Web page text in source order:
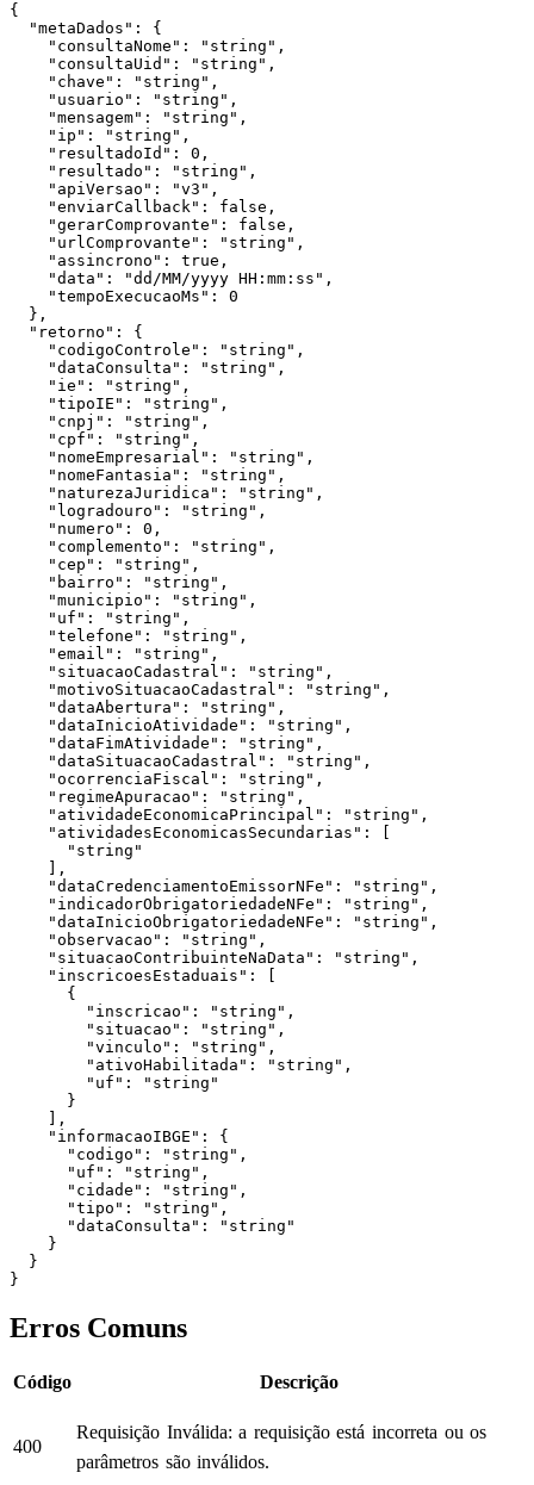
{
  "metaDados": {
    "consultaNome": "string",
    "consultaUid": "string",
    "chave": "string",
    "usuario": "string",
    "mensagem": "string",
    "ip": "string",
    "resultadoId": 0,
    "resultado": "string",
    "apiVersao": "v3",
    "enviarCallback": false,
    "gerarComprovante": false,
    "urlComprovante": "string",
    "assincrono": true,
    "data": "dd/MM/yyyy HH:mm:ss",
    "tempoExecucaoMs": 0
  },
  "retorno": {
    "codigoControle": "string",
    "dataConsulta": "string",
    "ie": "string",
    "tipoIE": "string",
    "cnpj": "string",
    "cpf": "string",
    "nomeEmpresarial": "string",
    "nomeFantasia": "string",
    "naturezaJuridica": "string",
    "logradouro": "string",
    "numero": 0,
    "complemento": "string",
    "cep": "string",
    "bairro": "string",
    "municipio": "string",
    "uf": "string",
    "telefone": "string",
    "email": "string",
    "situacaoCadastral": "string",
    "motivoSituacaoCadastral": "string",
    "dataAbertura": "string",
    "dataInicioAtividade": "string",
    "dataFimAtividade": "string",
    "dataSituacaoCadastral": "string",
    "ocorrenciaFiscal": "string",
    "regimeApuracao": "string",
    "atividadeEconomicaPrincipal": "string",
    "atividadesEconomicasSecundarias": [
      "string"
    ],
    "dataCredenciamentoEmissorNFe": "string",
    "indicadorObrigatoriedadeNFe": "string",
    "dataInicioObrigatoriedadeNFe": "string",
    "observacao": "string",
    "situacaoContribuinteNaData": "string",
    "inscricoesEstaduais": [
      {
        "inscricao": "string",
        "situacao": "string",
        "vinculo": "string",
        "ativoHabilitada": "string",
        "uf": "string"
      }
    ],
    "informacaoIBGE": {
      "codigo": "string",
      "uf": "string",
      "cidade": "string",
      "tipo": "string",
      "dataConsulta": "string"
    }
  }
}
Erros Comuns
Código Descrição
400
Requisição Inválida: a requisição está incorreta ou os
parâmetros são inválidos.